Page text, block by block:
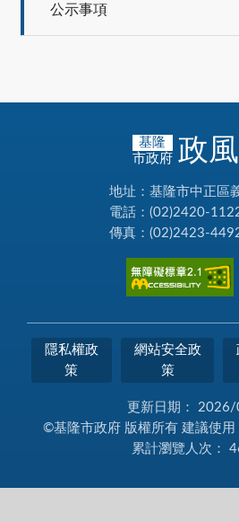
公示事項
基隆
市政府 政
地址：基隆市中正區
電話：(02)2420-
傳真：(02)2423-
隱私權政
策
網站安全政
策
更新日期： 2026/
©基隆市政府 版權所有 建議使用
累計瀏覽人次：